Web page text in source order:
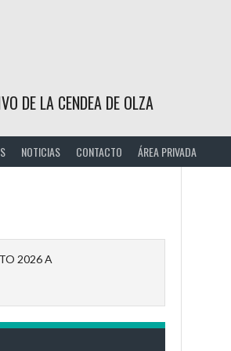
DE LA CENDEA DE OLZA
NOTICIAS CONTACTO ÁREA PRIVADA
2026 A